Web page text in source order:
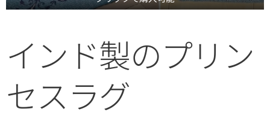
インド製のプリン
セスラグ